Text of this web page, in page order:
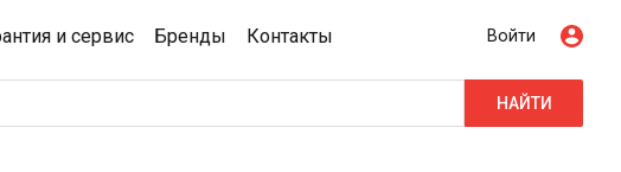
и сервис Бренды Контакты Войти
НАЙТИ